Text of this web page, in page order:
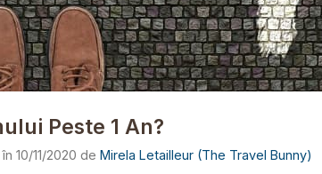
Peste 1 An?
10/11/2020 de Mirela Letailleur (The Travel Bunny)